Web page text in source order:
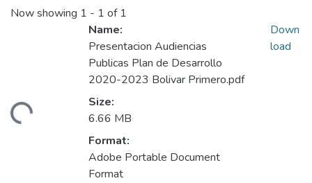
Now showing 1 - 1 of 1
Name:
Presentacion Audiencias
Publicas Plan de Desarrollo
2020-2023 Bolivar Primero.pdf
Size:
6.66 MB
Format:
Adobe Portable Document
Format
Down
load